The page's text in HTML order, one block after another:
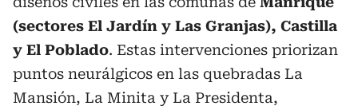
(sectores El Jardín y Las Granjas), Castilla
y El Poblado. Estas intervenciones priorizan
puntos neurálgicos en las quebradas La
Mansión, La Minita y La Presidenta,